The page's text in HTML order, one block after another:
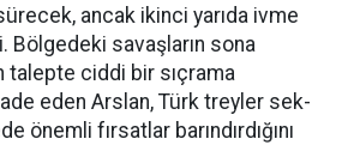
ancak ikinci yarıda ivme
Bölgedeki savaşların sona
talepte ciddi bir sıçrama
eden Arslan, Türk treyler sek­
önemli fır­satlar barındırdığını